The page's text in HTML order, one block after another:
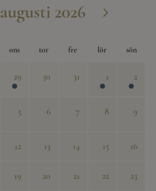
augusti 2026
ons tor fre lör sön
29 30 31 1 2
5 6 7 8 9
12 13 14 15 16
19 20 21 22 23